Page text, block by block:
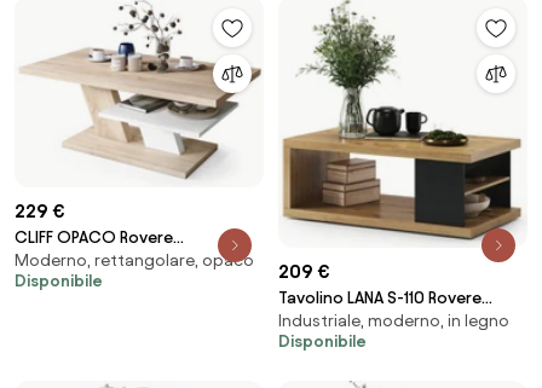
229 €
CLIFF OPACO Rovere
Sonoma/Bianco - MODERNO
TAVOLINO DA SALOTTO / DA
Moderno, rettangolare, opaco
Disponibile
209 €
Tavolino LANA S-110 Rovere
Artisan / Nero - TAVOLINO DA
CAFFÈ CON RIPIANO
Industriale, moderno, in legno
Disponibile